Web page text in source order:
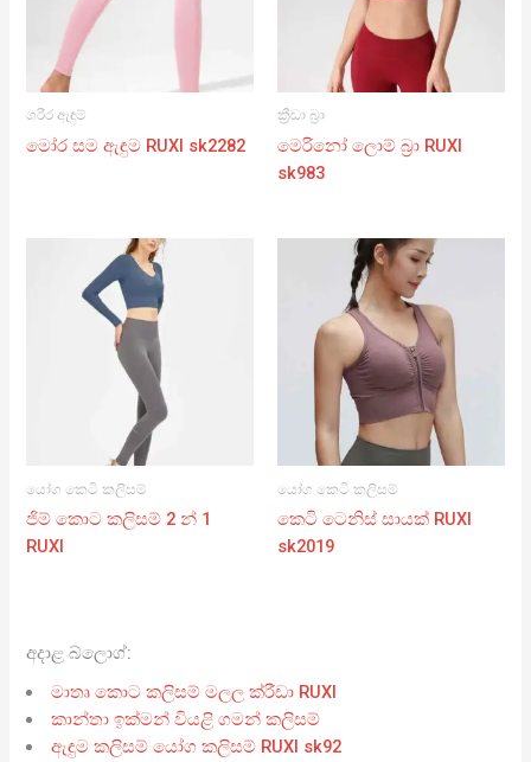
ශරීර ඇඳුම්
මෝර සම ඇඳුම RUXI sk2282
ක්‍රීඩා බ්‍රා
මෙරිනෝ ලොම් බ්‍රා RUXI
sk983
යෝග කෙටි කලිසම්
ජිම් කොට කලිසම් 2 න් 1
RUXI
යෝග කෙටි කලිසම්
කෙටි ටෙනිස් සායක් RUXI
sk2019
අදාළ බ්ලොග්:
මාතෘ කොට කලිසම් මලල ක්රීඩා RUXI
කාන්තා ඉක්මන් වියළි ගමන් කලිසම්
ඇඳුම කලිසම් යෝග කලිසම් RUXI sk92